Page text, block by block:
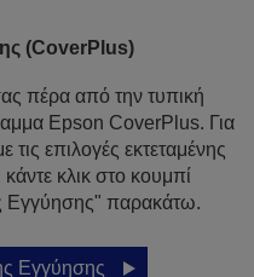
(CoverPlus)
πέρα από την τυπική
Epson CoverPlus. Για
τις επιλογές εκτεταμένης
κλικ στο κουμπί
Εγγύησης" παρακάτω.
Εγγύησης